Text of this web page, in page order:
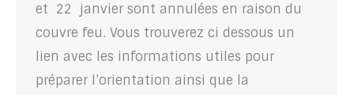
et 22 janvier sont annulées en raison du
couvre feu. Vous trouverez ci dessous un
lien avec les informations utiles pour
préparer l’orientation ainsi que la